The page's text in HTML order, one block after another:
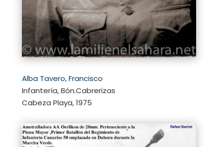
Alba Tavero, Francisco
Infantería, Bón.Cabrerizas
Cabeza Playa, 1975